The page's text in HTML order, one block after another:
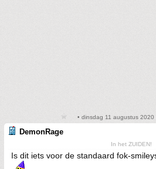
• dinsdag 11 augustus 2020
DemonRage
In het ZUIDEN!
Is dit iets voor de standaard fok-